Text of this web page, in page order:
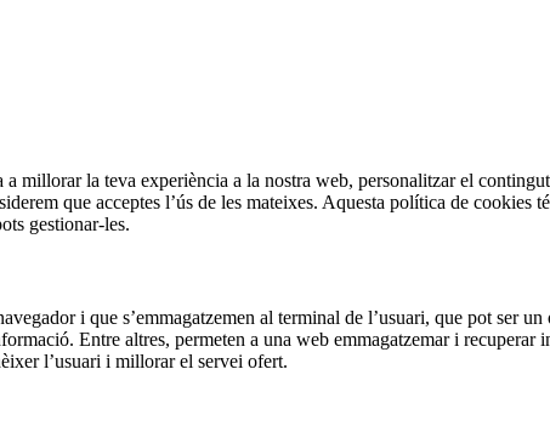
millorar la teva experiència a la nostra web, personalitzar el
que acceptes l’ús de les mateixes. Aquesta política de
gestionar-les.
i que s’emmagatzemen al terminal de l’usuari, que pot ser
Entre altres, permeten a una web emmagatzemar i
l’usuari i millorar el servei ofert.